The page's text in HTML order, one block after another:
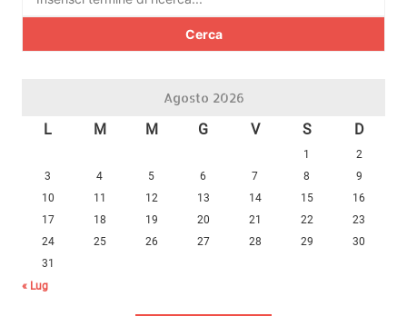
Agosto 2026
L M M G V S D
1
2
3
4 5 6 7 8
9
10
11 12 13 14 15
16
17
18 19 20 21 22
23
24
25 26 27 28 29
30
31
« Lug